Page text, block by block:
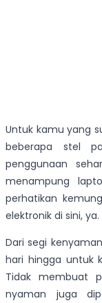
Untuk kamu yang
beberapa stel
penggunaan
menampung
perhatikan
elektronik di sini, ya.
Dari segi
hari hingga untuk
Tidak membuat
nyaman juga